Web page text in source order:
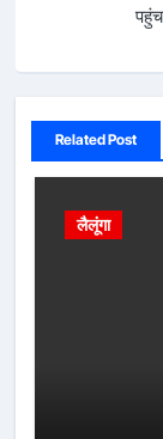
Related Post
लैलूंगा